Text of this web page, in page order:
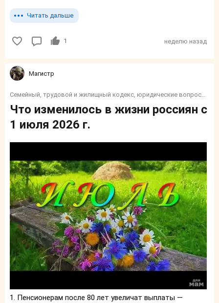
Читать дальше
1 неделю назад
Магистр
Что изменилось в жизни россиян с
1 июля 2026 г.
1. Пенсионерам после 80 лет увеличат выплаты —